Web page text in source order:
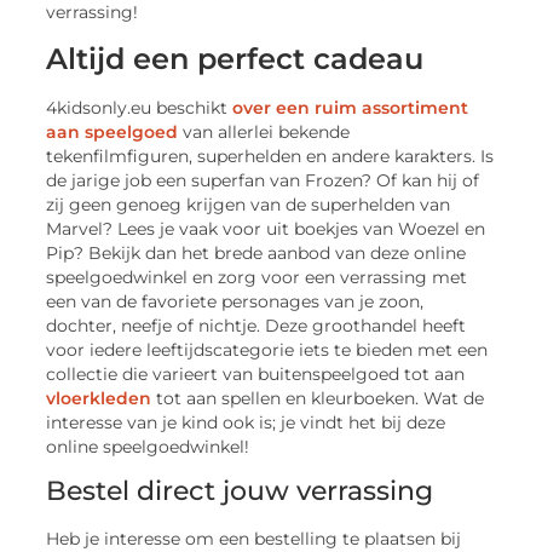
verrassing!
Altijd een perfect cadeau
4kidsonly.eu beschiktover een ruim assortiment
aan speelgoed van allerlei bekende
tekenfilmfiguren, superhelden en andere karakters. Is
de jarige job een superfan van Frozen? Of kan hij of
zij geen genoeg krijgen van de superhelden van
Marvel? Lees je vaak voor uit boekjes van Woezel en
Pip? Bekijk dan het brede aanbod van deze online
speelgoedwinkel en zorg voor een verrassing met
een van de favoriete personages van je zoon,
dochter, neefje of nichtje. Deze groothandel heeft
voor iedere leeftijdscategorie iets te bieden met een
collectie die varieert van buitenspeelgoed tot aan
vloerkleden tot aan spellen en kleurboeken. Wat de
interesse van je kind ook is; je vindt het bij deze
online speelgoedwinkel!
Bestel direct jouw verrassing
Heb je interesse om een bestelling te plaatsen bij